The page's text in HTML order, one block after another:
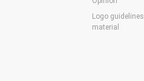
Logo
material